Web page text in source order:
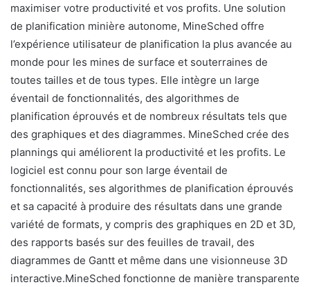
maximiser votre productivité et vos profits. Une solution
de planification minière autonome, MineSched offre
l’expérience utilisateur de planification la plus avancée au
monde pour les mines de surface et souterraines de
toutes tailles et de tous types. Elle intègre un large
éventail de fonctionnalités, des algorithmes de
planification éprouvés et de nombreux résultats tels que
des graphiques et des diagrammes. MineSched crée des
plannings qui améliorent la productivité et les profits. Le
logiciel est connu pour son large éventail de
fonctionnalités, ses algorithmes de planification éprouvés
et sa capacité à produire des résultats dans une grande
variété de formats, y compris des graphiques en 2D et 3D,
des rapports basés sur des feuilles de travail, des
diagrammes de Gantt et même dans une visionneuse 3D
interactive.MineSched fonctionne de manière transparente